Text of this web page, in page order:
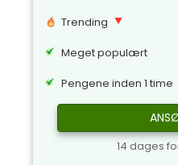
Trending
Meget populært
Pengene inden 1 time
14 dages